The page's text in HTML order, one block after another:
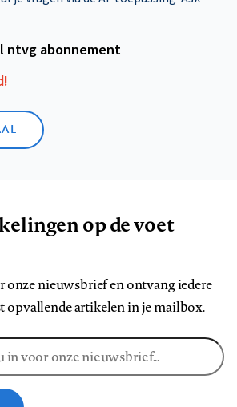
ntvg abonnement
op de voet
onze nieuwsbrief en ontvang iedere
opvallende artikelen in je mailbox.